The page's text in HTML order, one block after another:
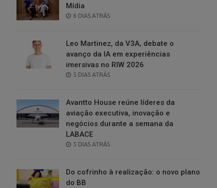
Mídia
POSTED
6 DIAS ATRÁS
Leo Martinez, da V3A, debate o
avanço da IA em experiências
imersivas no RIW 2026
POSTED
5 DIAS ATRÁS
Avantto House reúne líderes da
aviação executiva, inovação e
negócios durante a semana da
LABACE
POSTED
5 DIAS ATRÁS
Do cofrinho à realização: o novo plano
do BB